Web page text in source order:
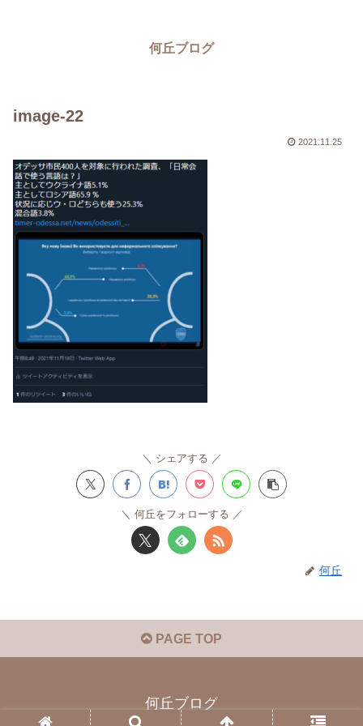
何丘ブログ
image-22
2021.11.25
シェアする
何丘をフォローする
何丘
PAGE TOP
何丘ブログ